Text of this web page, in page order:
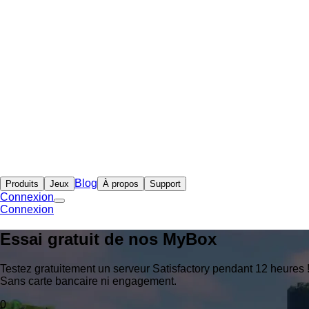
Produits Jeux Blog À propos Support
Connexion
Connexion
Essai gratuit de nos MyBox
Testez gratuitement un serveur Satisfactory pendant 12 heures !
Sans carte bancaire ni engagement.
0